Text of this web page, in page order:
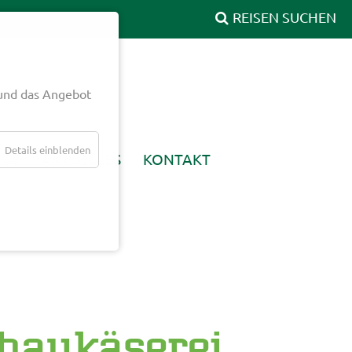
AKTUELLES KONTAKT
das Angebot
Details einblenden